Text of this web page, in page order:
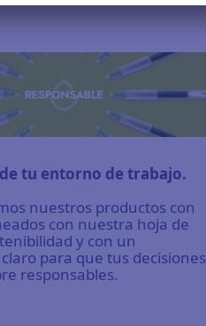
tu entorno de trabajo.
nuestros productos con
con nuestra hoja de
y con un
para que tus decisiones
responsables.